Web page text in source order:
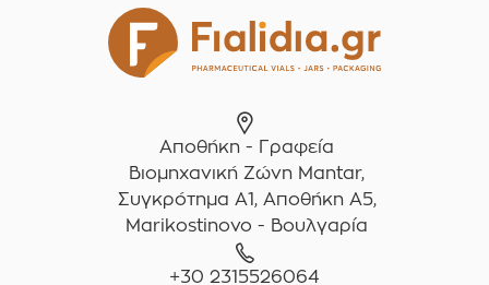
Αποθήκη - Γραφεία
Βιομηχανική Ζώνη Mantar,
Συγκρότημα A1, Αποθήκη Α5,
Marikostinovo - Βουλγαρία
+30 2315526064